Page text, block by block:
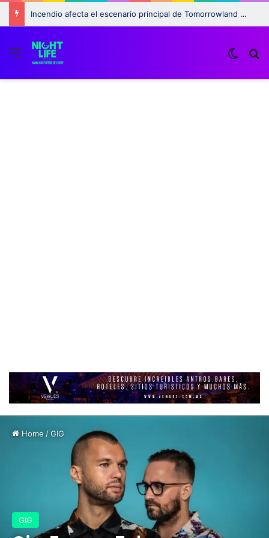
Incendio afecta el escenario principal de Tomorrowland 2025: ¿Qué pasará con el festival?
Menu
Home /GIG
GIG